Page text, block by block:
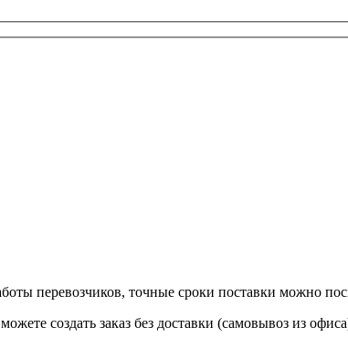
перевозчиков, точные сроки поставки можно
создать заказ без доставки (самовывоз из